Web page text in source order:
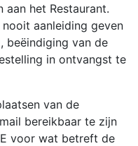
het Restaurant.
aanleiding geven
beëindiging van de
in ontvangst te
van de
bereikbaar te zijn
voor wat betreft de